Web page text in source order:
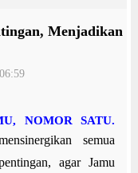
Menjadikan
NOMOR SATU.
semua
agar Jamu